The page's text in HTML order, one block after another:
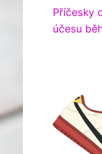
Příčesky
účesu